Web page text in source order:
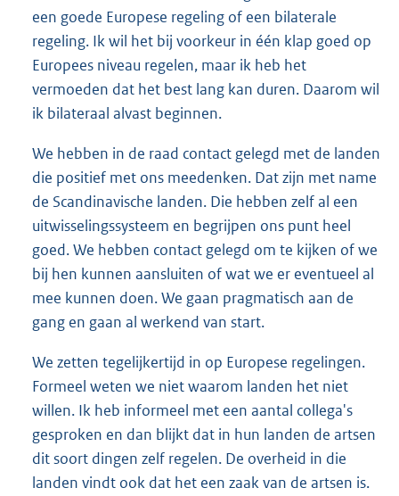
een goede Europese regeling of een bilaterale
regeling. Ik wil het bij voorkeur in één klap goed op
Europees niveau regelen, maar ik heb het
vermoeden dat het best lang kan duren. Daarom wil
ik bilateraal alvast beginnen.
We hebben in de raad contact gelegd met de landen
die positief met ons meedenken. Dat zijn met name
de Scandinavische landen. Die hebben zelf al een
uitwisselingssysteem en begrijpen ons punt heel
goed. We hebben contact gelegd om te kijken of we
bij hen kunnen aansluiten of wat we er eventueel al
mee kunnen doen. We gaan pragmatisch aan de
gang en gaan al werkend van start.
We zetten tegelijkertijd in op Europese regelingen.
Formeel weten we niet waarom landen het niet
willen. Ik heb informeel met een aantal collega's
gesproken en dan blijkt dat in hun landen de artsen
dit soort dingen zelf regelen. De overheid in die
landen vindt ook dat het een zaak van de artsen is.